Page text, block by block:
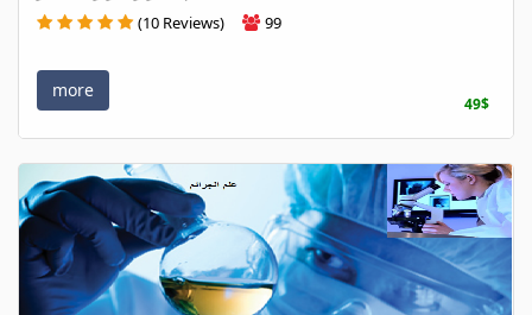
(10 Reviews) 99
more
49$